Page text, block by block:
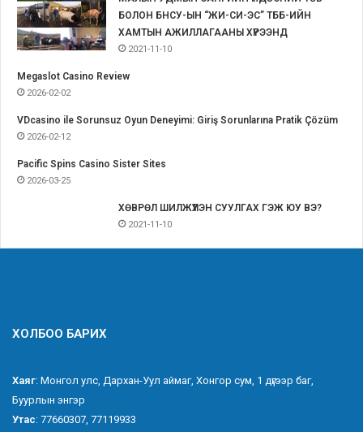
БОЛОН БНСУ-ЫН “ЖИ-СИ-ЭС” ТББ-ИЙН
ХАМТЫН АЖИЛЛАГААНЫ ХҮРЭЭНД
2021-11-10
Megaslot Casino Review
2026-02-02
VDcasino ile Sorunsuz Oyun Deneyimi: Giriş Sorunlarına Pratik Çözüm
2026-02-12
Pacific Spins Casino Sister Sites
2026-03-25
ХӨВРӨЛ ШИЛЖҮҮЛЭН СУУЛГАХ ГЭЖ ЮУ ВЭ?
2021-11-10
ХОЛБОО БАРИХ
Хаяг: Монгол улс, Дархан-Уул аймаг, Хонгор сум, 1 дүгээр баг,
Буурлын энгэр
Утас: 77660307, 77119933